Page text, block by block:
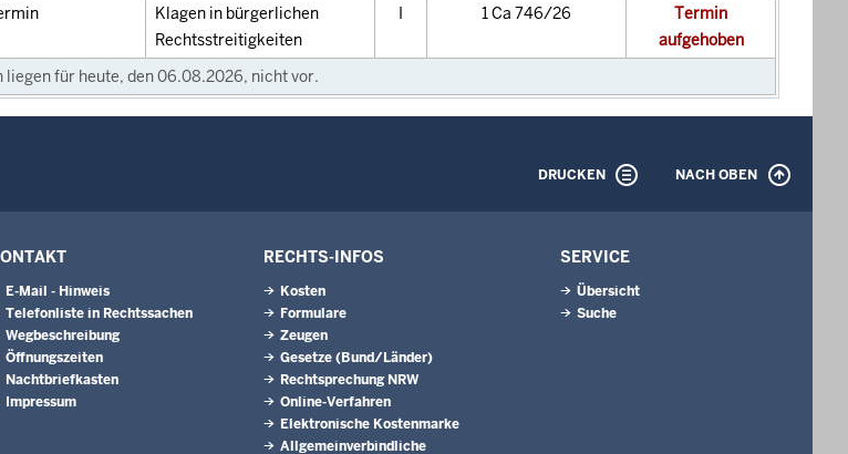
Klagen in bürgerlichen
Rechtsstreitigkeiten
I 1 Ca 746/26
Termin
aufgehoben
für heute, den 06.08.2026, nicht vor.
DRUCKEN NACH OBEN
E-Mail - Hinweis
Telefonliste in Rechtssachen
Wegbeschreibung
Öffnungszeiten
Nachtbriefkasten
Impressum
RECHTS-INFOS
Kosten
Formulare
Zeugen
Gesetze (Bund/Länder)
Rechtsprechung NRW
Online-Verfahren
Elektronische Kostenmarke
Allgemeinverbindliche
SERVICE
Übersicht
Suche